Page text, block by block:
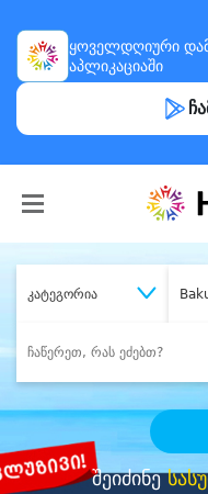
ყოველდღიური
აპლიკაციაში
კატეგორია
შეიძინე